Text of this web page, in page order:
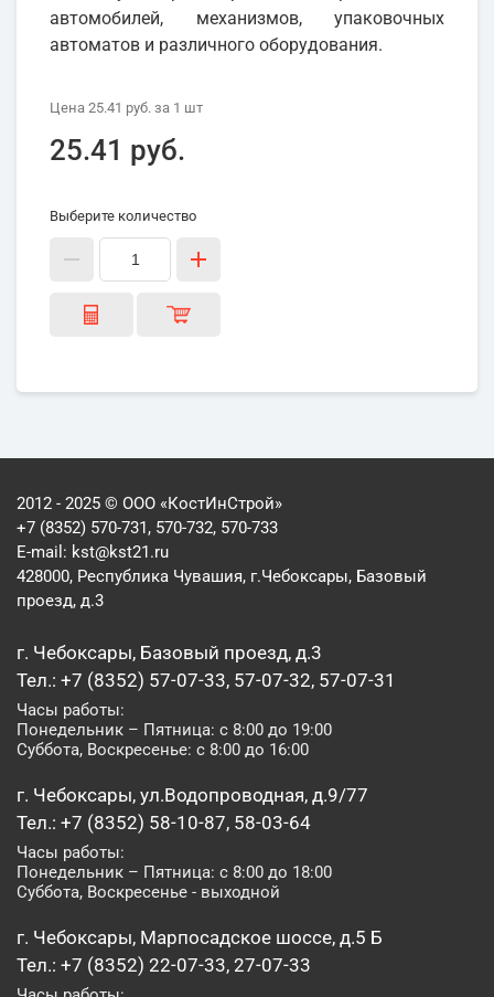
автомобилей, механизмов, упаковочных
автоматов и различного оборудования.
Цена 25.41 руб. за 1 шт
25.41 руб.
Выберите количество
2012 - 2025 © ООО «КостИнСтрой»
+7 (8352) 570-731, 570-732, 570-733
E-mail: kst@kst21.ru
428000, Республика Чувашия, г.Чебоксары, Базовый
проезд, д.3
г. Чебоксары, Базовый проезд, д.3
Тел.: +7 (8352) 57-07-33, 57-07-32, 57-07-31
Часы работы:
Понедельник – Пятница: с 8:00 до 19:00
Суббота, Воскресенье: с 8:00 до 16:00
г. Чебоксары, ул.Водопроводная, д.9/77
Тел.: +7 (8352) 58-10-87, 58-03-64
Часы работы:
Понедельник – Пятница: с 8:00 до 18:00
Суббота, Воскресенье - выходной
г. Чебоксары, Марпосадское шоссе, д.5 Б
Тел.: +7 (8352) 22-07-33, 27-07-33